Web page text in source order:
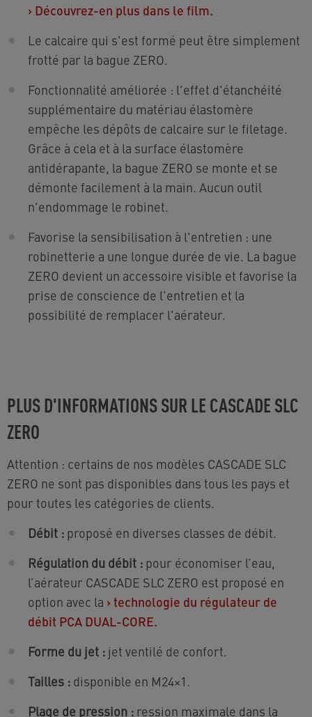
› Découvrez-en plus dans le film.
Le calcaire qui s'est formé peut être simplement
frotté par la bague ZERO.
Fonctionnalité améliorée : l'effet d'étanchéité
supplémentaire du matériau élastomère
empêche les dépôts de calcaire sur le filetage.
Grâce à cela et à la surface élastomère
antidérapante, la bague ZERO se monte et se
démonte facilement à la main. Aucun outil
n'endommage le robinet.
Favorise la sensibilisation à l'entretien : une
robinetterie a une longue durée de vie. La bague
ZERO devient un accessoire visible et favorise la
prise de conscience de l'entretien et la
possibilité de remplacer l'aérateur.
PLUS D'INFORMATIONS SUR LE CASCADE SLC
ZERO
Attention : certains de nos modèles CASCADE SLC
ZERO ne sont pas disponibles dans tous les pays et
pour toutes les catégories de clients.
Débit : proposé en diverses classes de débit.
Régulation du débit : pour économiser l’eau,
l’aérateur CASCADE SLC ZERO est proposé en
option avec la › technologie du régulateur de
débit PCA DUAL-CORE.
Forme du jet : jet ventilé de confort.
Tailles : disponible en M24×1.
Plage de pression : ression maximale dans la